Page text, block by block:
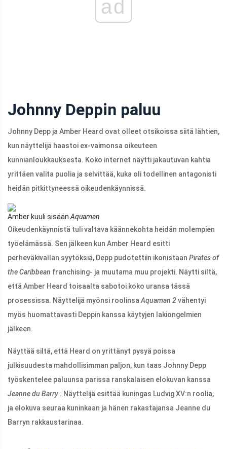
ad
Johnny Deppin paluu
Johnny Depp ja Amber Heard ovat olleet otsikoissa siitä lähtien,
kun näyttelijä haastoi ex-vaimonsa oikeuteen
kunnianloukkauksesta. Koko internet näytti jakautuvan kahtia
yrittäen valita puolia ja selvittää, kuka oli todellinen antagonisti
heidän pitkittyneessä oikeudenkäynnissä.
Amber kuuli sisään Aquaman
Oikeudenkäynnistä tuli valtava käännekohta heidän molempien
työelämässä. Sen jälkeen kun Amber Heard esitti
perheväkivallan syytöksiä, Depp pudotettiin ikonistaan Pirates of
the Caribbean franchising- ja muutama muu projekti. Näytti siltä, ​​​​
että Amber Heard toisaalta sabotoi koko uransa tässä
prosessissa. Näyttelijä myönsi roolinsa Aquaman 2vähentyi
myös huomattavasti Deppin kanssa käytyjen lakiongelmien
jälkeen.
Näyttää siltä, ​​​​että Heard on yrittänyt pysyä poissa
julkisuudesta mahdollisimman paljon, kun taas Johnny Depp
työskentelee paluunsa parissa ranskalaisen elokuvan kanssa
Jeanne du Barry . Näyttelijä esittää kuningas Ludvig XV:n roolia,
ja elokuva seuraa kuninkaan ja hänen rakastajansa Jeanne du
Barryn rakkaustarinaa.